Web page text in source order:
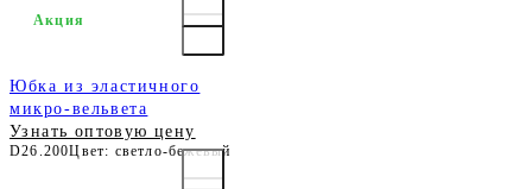
Юбка из эластичного
микро-вельвета
Узнать оптовую цену
D26.200Цвет: светло-бежевый
Акция